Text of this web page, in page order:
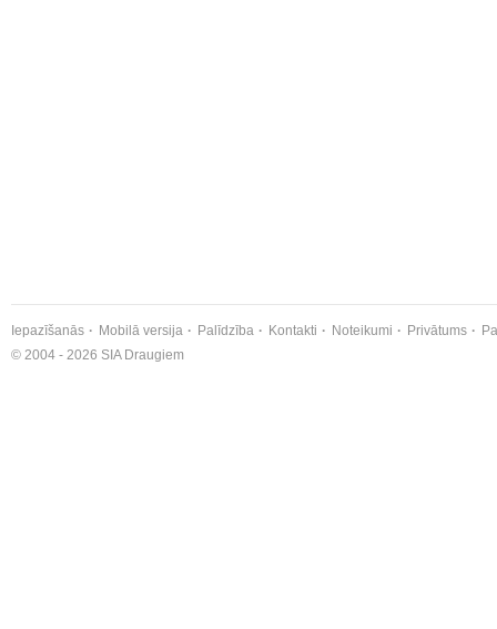
Iepazīšanās Mobilā versija Palīdzība Kontakti Noteikumi Privātums
© 2004 - 2026 SIA Draugiem